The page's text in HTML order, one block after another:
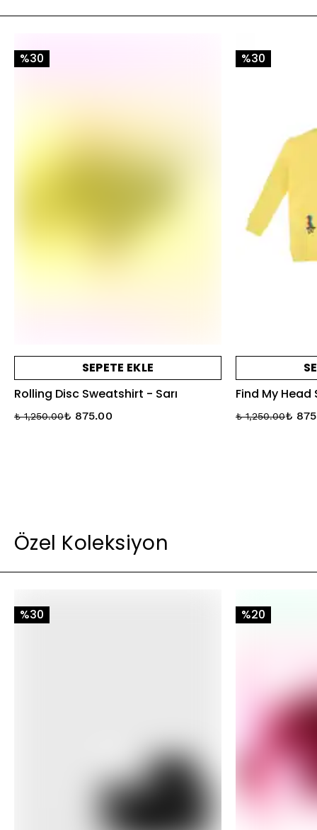
kargolanır.
Diğer saatlerde verilen siparişleriniz ertesi iş günü kargoya
Siparişiniz İstanbul ve yakın illere kargoya verildikten
sonraki ilk iş günü, daha uzaktaki illere 2 iş günü içinde
%30
SEPETE EKLE
Rolling Disc Sweatshirt - Sarı
₺ 1,250.00₺ 875.00
%30
Find My Head
₺ 1,250.00₺
Özel Koleksiyon
%30 %20